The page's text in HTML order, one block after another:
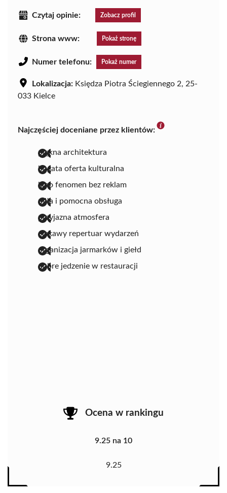
Czytaj opinie: Zobacz profil
Strona www: Pokaż stronę
Numer telefonu: Pokaż numer
Lokalizacja: Księdza Piotra Ściegiennego 2, 25-
033 Kielce
Najczęściej doceniane przez klientów:
piękna architektura
bogata oferta kulturalna
kino fenomen bez reklam
miła i pomocna obsługa
przyjazna atmosfera
ciekawy repertuar wydarzeń
organizacja jarmarków i giełd
dobre jedzenie w restauracji
Ocena w rankingu
9.25 na 10
9.25